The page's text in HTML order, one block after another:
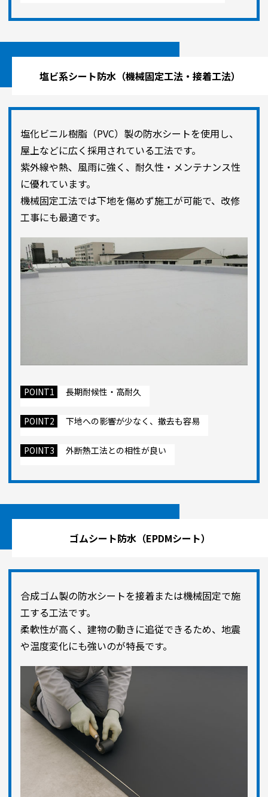
塩ビ系シート防水（機械固定工法・接着工法）
塩化ビニル樹脂（PVC）製の防水シートを使用し、
屋上などに広く採用されている工法です。
紫外線や熱、風雨に強く、耐久性・メンテナンス性
に優れています。
機械固定工法では下地を傷めず施工が可能で、改修
工事にも最適です。
POINT1 長期耐候性・高耐久
POINT2 下地への影響が少なく、撤去も容易
POINT3 外断熱工法との相性が良い
ゴムシート防水（EPDMシート）
合成ゴム製の防水シートを接着または機械固定で施
工する工法です。
柔軟性が高く、建物の動きに追従できるため、地震
や温度変化にも強いのが特長です。